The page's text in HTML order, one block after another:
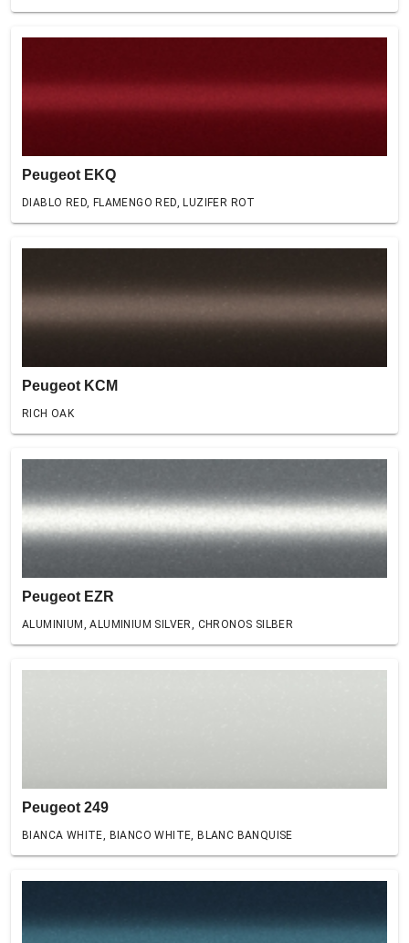
Peugeot EKQ
DIABLO RED, FLAMENGO RED, LUZIFER ROT
Peugeot KCM
RICH OAK
Peugeot EZR
ALUMINIUM, ALUMINIUM SILVER, CHRONOS SILBER
Peugeot 249
BIANCA WHITE, BIANCO WHITE, BLANC BANQUISE